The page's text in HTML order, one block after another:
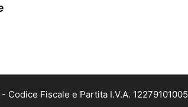
Codice Fiscale e Partita I.V.A. 12279101005